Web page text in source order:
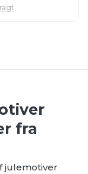
fra
julemotiver